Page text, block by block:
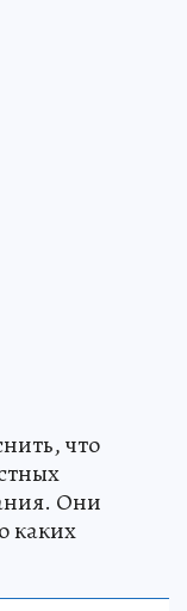
что
Они
каких